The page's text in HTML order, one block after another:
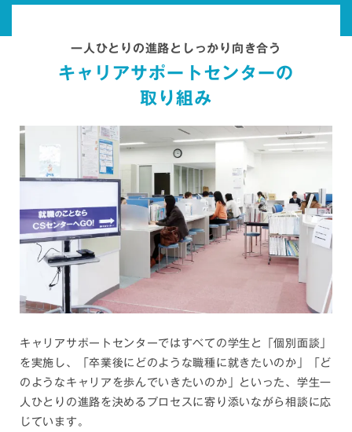
一人ひとりの進路としっかり向き合う
キャリアサポートセンターの
取り組み
キャリアサポートセンターではすべての学生と「個別面談」
を実施し、「卒業後にどのような職種に就きたいのか」「ど
のようなキャリアを歩んでいきたいのか」といった、学生一
人ひとりの進路を決めるプロセスに寄り添いながら相談に応
じています。